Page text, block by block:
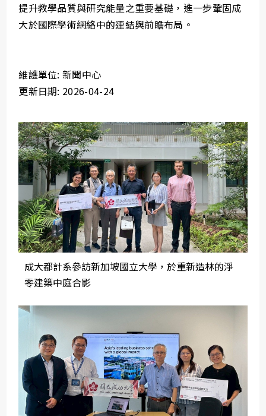
提升教學品質與研究能量之重要基礎，進一步鞏固成
大於國際學術網絡中的連結與前瞻布局。
維護單位: 新聞中心
更新日期: 2026-04-24
成大都計系參訪新加坡國立大學，於重新造林的淨
零建築中庭合影